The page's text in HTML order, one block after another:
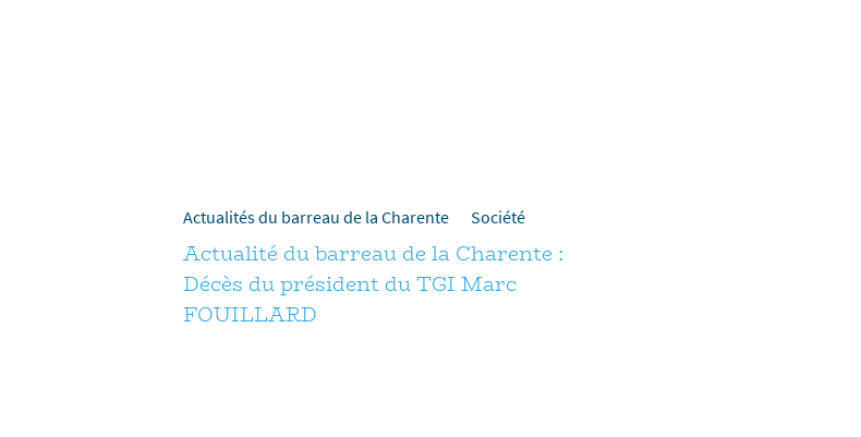
Actualités du barreau de la Charente Société
Actualité du barreau de la Charente :
Décès du président du TGI Marc
FOUILLARD